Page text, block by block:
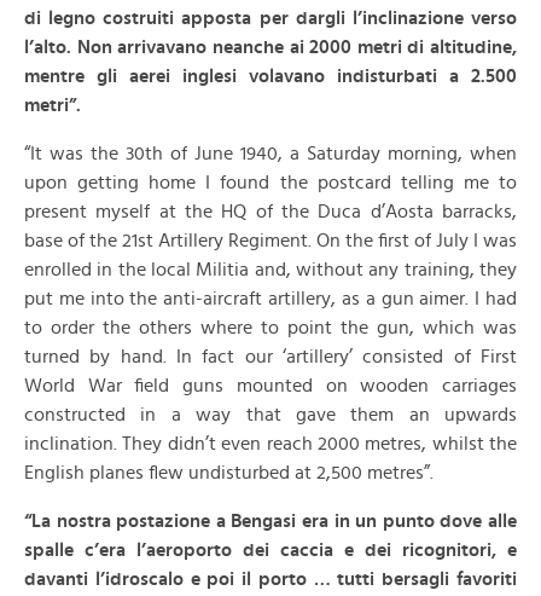
di legno costruiti apposta per dargli l’inclinazione verso
l’alto. Non arrivavano neanche ai 2000 metri di altitudine,
mentre gli aerei inglesi volavano indisturbati a 2.500
metri”.
“It was the 30th of June 1940, a Saturday morning, when
upon getting home I found the postcard telling me to
present myself at the HQ of the Duca d’Aosta barracks,
base of the 21st Artillery Regiment. On the first of July I was
enrolled in the local Militia and, without any training, they
put me into the anti-aircraft artillery, as a gun aimer. I had
to order the others where to point the gun, which was
turned by hand. In fact our ‘artillery’ consisted of First
World War field guns mounted on wooden carriages
constructed in a way that gave them an upwards
inclination. They didn’t even reach 2000 metres, whilst the
English planes flew undisturbed at 2,500 metres”.
“La nostra postazione a Bengasi era in un punto dove alle
spalle c’era l’aeroporto dei caccia e dei ricognitori, e
davanti l’idroscalo e poi il porto … tutti bersagli favoriti